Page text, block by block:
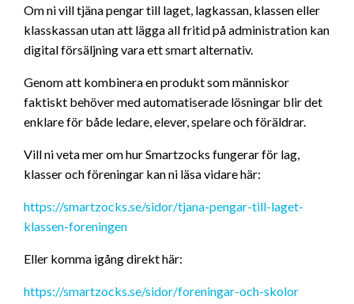
Om ni vill tjäna pengar till laget, lagkassan, klassen eller
klasskassan utan att lägga all fritid på administration kan
digital försäljning vara ett smart alternativ.
Genom att kombinera en produkt som människor
faktiskt behöver med automatiserade lösningar blir det
enklare för både ledare, elever, spelare och föräldrar.
Vill ni veta mer om hur Smartzocks fungerar för lag,
klasser och föreningar kan ni läsa vidare här:
https://smartzocks.se/sidor/tjana-pengar-till-laget-
klassen-foreningen
Eller komma igång direkt här:
https://smartzocks.se/sidor/foreningar-och-skolor